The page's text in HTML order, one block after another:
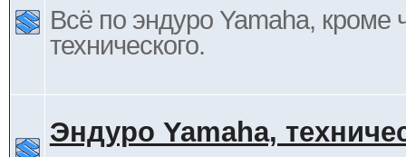
Всё по эндуро Yamaha, кроме
технического.
Эндуро Yamaha,